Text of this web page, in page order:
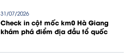
31/07/2026
Check in cột mốc km0 Hà Giang
khám phá điểm địa đầu tổ quốc